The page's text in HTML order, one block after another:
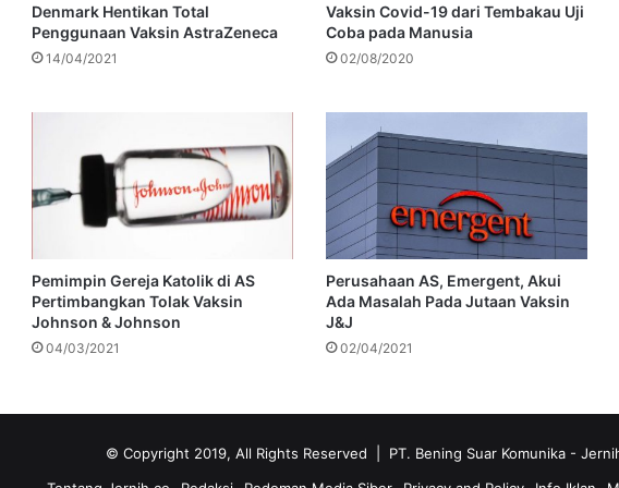
Denmark Hentikan Total
Penggunaan Vaksin AstraZeneca
14/04/2021
Vaksin Covid-19 dari Tembakau Uji
Coba pada Manusia
02/08/2020
Pemimpin Gereja Katolik di AS
Pertimbangkan Tolak Vaksin
Johnson & Johnson
04/03/2021
Perusahaan AS, Emergent, Akui
Ada Masalah Pada Jutaan Vaksin
J&J
02/04/2021
© Copyright 2019, All Rights Reserved | PT. Bening Suar Komunika -